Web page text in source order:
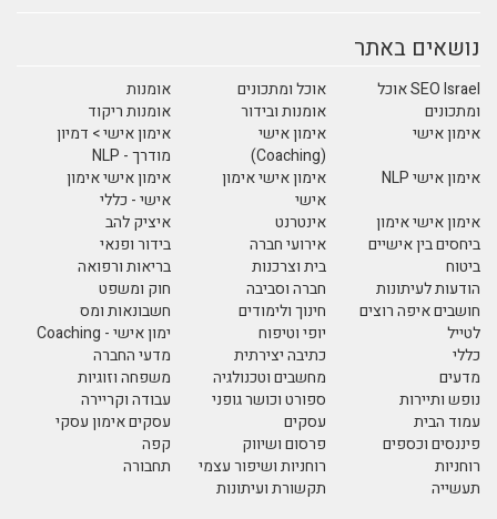
נושאים באתר
SEO Israel אוכל
ומתכונים
אוכל ומתכונים
אומנות
אומנות ובידור
אומנות ריקוד
אימון אישי
אימון אישי
(Coaching)
אימון אישי > דמיון
מודרך - NLP
אימון אישי NLP
אימון אישי אימון
אישי
אימון אישי אימון
אישי - כללי
אימון אישי אימון
ביחסים בין אישיים
אינטרנט
איציק להב
אירועי חברה
בידור ופנאי
ביטוח
בית וצרכנות
בריאות ורפואה
הודעות לעיתונות
חברה וסביבה
חוק ומשפט
חושבים איפה רוצים
לטייל
חינוך ולימודים
חשבונאות ומס
יופי וטיפוח
ימון אישי - Coaching
כללי
כתיבה יצירתית
מדעי החברה
מדעים
מחשבים וטכנולגיה
משפחה וזוגיות
נופש ותיירות
ספורט וכושר גופני
עבודה וקריירה
עמוד הבית
עסקים
עסקים אימון עסקי
פיננסים וכספים
פרסום ושיווק
קפה
רוחניות
רוחניות ושיפור עצמי
תחבורה
תעשייה
תקשורת ועיתונות